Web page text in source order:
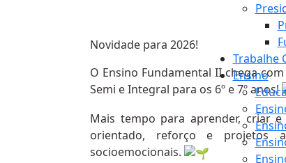
Trabalhe
Ensino
Novidade para 2026!
O Ensino Fundamental II chega
Semi e Integral para os 6º e 7º anos!
Mais tempo para aprender, criar
orientado, reforço e projetos
socioemocionais.